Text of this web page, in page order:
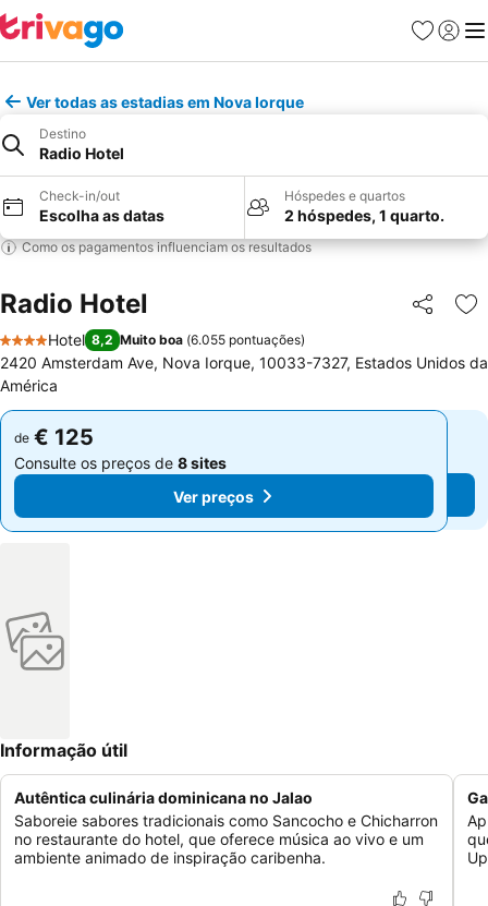
Favoritos
Iniciar
Ver todas as estadias em Nova Iorque
Destino
Radio Hotel
Check-in/out
Escolha as datas
Hóspedes e quartos
2 hóspedes, 1 quarto.
Como os pagamentos influenciam os resultados
Radio Hotel Partilhar
4 Estrelas
Hotel 8,2 Muito boa (6.055 pontuações)
2420 Amsterdam Ave, Nova Iorque, 10033-7327, Estados Unidos da
América
de € 125
Consulte os preços de 8 sites
Ver preços
de € 125
Consulte os preços de 8 sites
Ver preços
Informação útil
Autêntica culinária dominicana no Jalao
Saboreie sabores tradicionais como Sancocho e Chicharron
no restaurante do hotel, que oferece música ao vivo e um
ambiente animado de inspiração caribenha.